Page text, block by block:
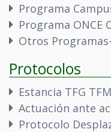
Programa
Programa ONCE
Otros
Protocolos
Estancia TFG TFM
Actuación ante
Protocolo